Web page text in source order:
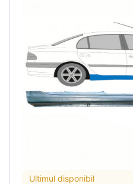
Ultimul disponibil